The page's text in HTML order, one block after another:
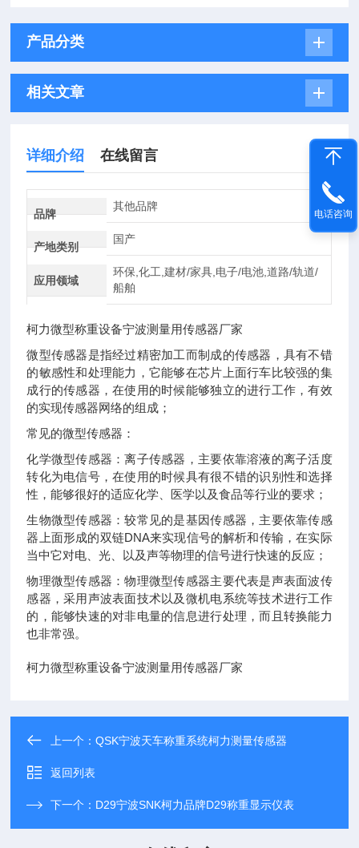
产品分类
相关文章
详细介绍 在线留言
品牌
其他品牌
产地类别
国产
应用领域
环保,化工,建材/家具,电子/电池,道路/轨道/
船舶
柯力微型称重设备宁波测量用传感器厂家
微型传感器是指经过精密加工而制成的传感器，具有不错
的敏感性和处理能力，它能够在芯片上面行车比较强的集
成行的传感器，在使用的时候能够独立的进行工作，有效
的实现传感器网络的组成；
常见的微型传感器：
化学微型传感器：离子传感器，主要依靠溶液的离子活度
转化为电信号，在使用的时候具有很不错的识别性和选择
性，能够很好的适应化学、医学以及食品等行业的要求；
生物微型传感器：较常见的是基因传感器，主要依靠传感
器上面形成的双链DNA来实现信号的解析和传输，在实际
当中它对电、光、以及声等物理的信号进行快速的反应；
物理微型传感器：物理微型传感器主要代表是声表面波传
感器，采用声波表面技术以及微机电系统等技术进行工作
的，能够快速的对非电量的信息进行处理，而且转换能力
也非常强。
柯力微型称重设备宁波测量用传感器厂家
上一个：QSK宁波天车称重系统柯力测量传感器
返回列表
下一个： D29宁波SNK柯力品牌D29称重显示仪表
电话咨询